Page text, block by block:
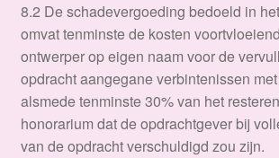
8.2 De schadevergoeding bedoeld in
omvat tenminste de kosten
ontwerper op eigen naam voor de
opdracht aangegane verbintenissen
alsmede tenminste 30% van het
honorarium dat de opdrachtgever bij
van de opdracht verschuldigd zou zijn.